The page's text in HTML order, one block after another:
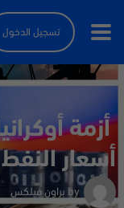
تسجيل الدخول
أزمة
أسعار
by براون فيلكس